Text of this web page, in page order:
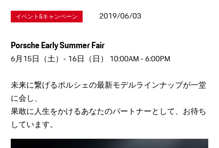
イベント&キャンペーン 2019/06/03
Porsche Early Summer Fair
6月15日（土）- 16日（日） 10:00AM - 6:00PM
未来に繋げるポルシェの最新モデルラインナップが一堂
に会し、
果敢に人生をかけるあなたのパートナーとして、お待ち
しています。